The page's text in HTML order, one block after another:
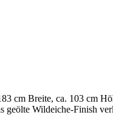
cm Breite, ca. 103 cm
Wildeiche-Finish